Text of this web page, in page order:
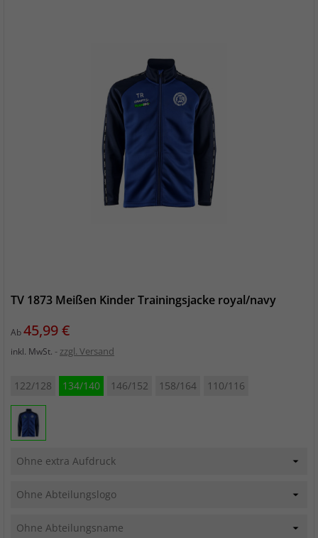
TV 1873 Meißen Kinder Trainingsjacke royal/navy
AbPreis
45,99 €
inkl. MwSt. zzgl. Versand
122/128 134/140 146/152 158/164 110/116